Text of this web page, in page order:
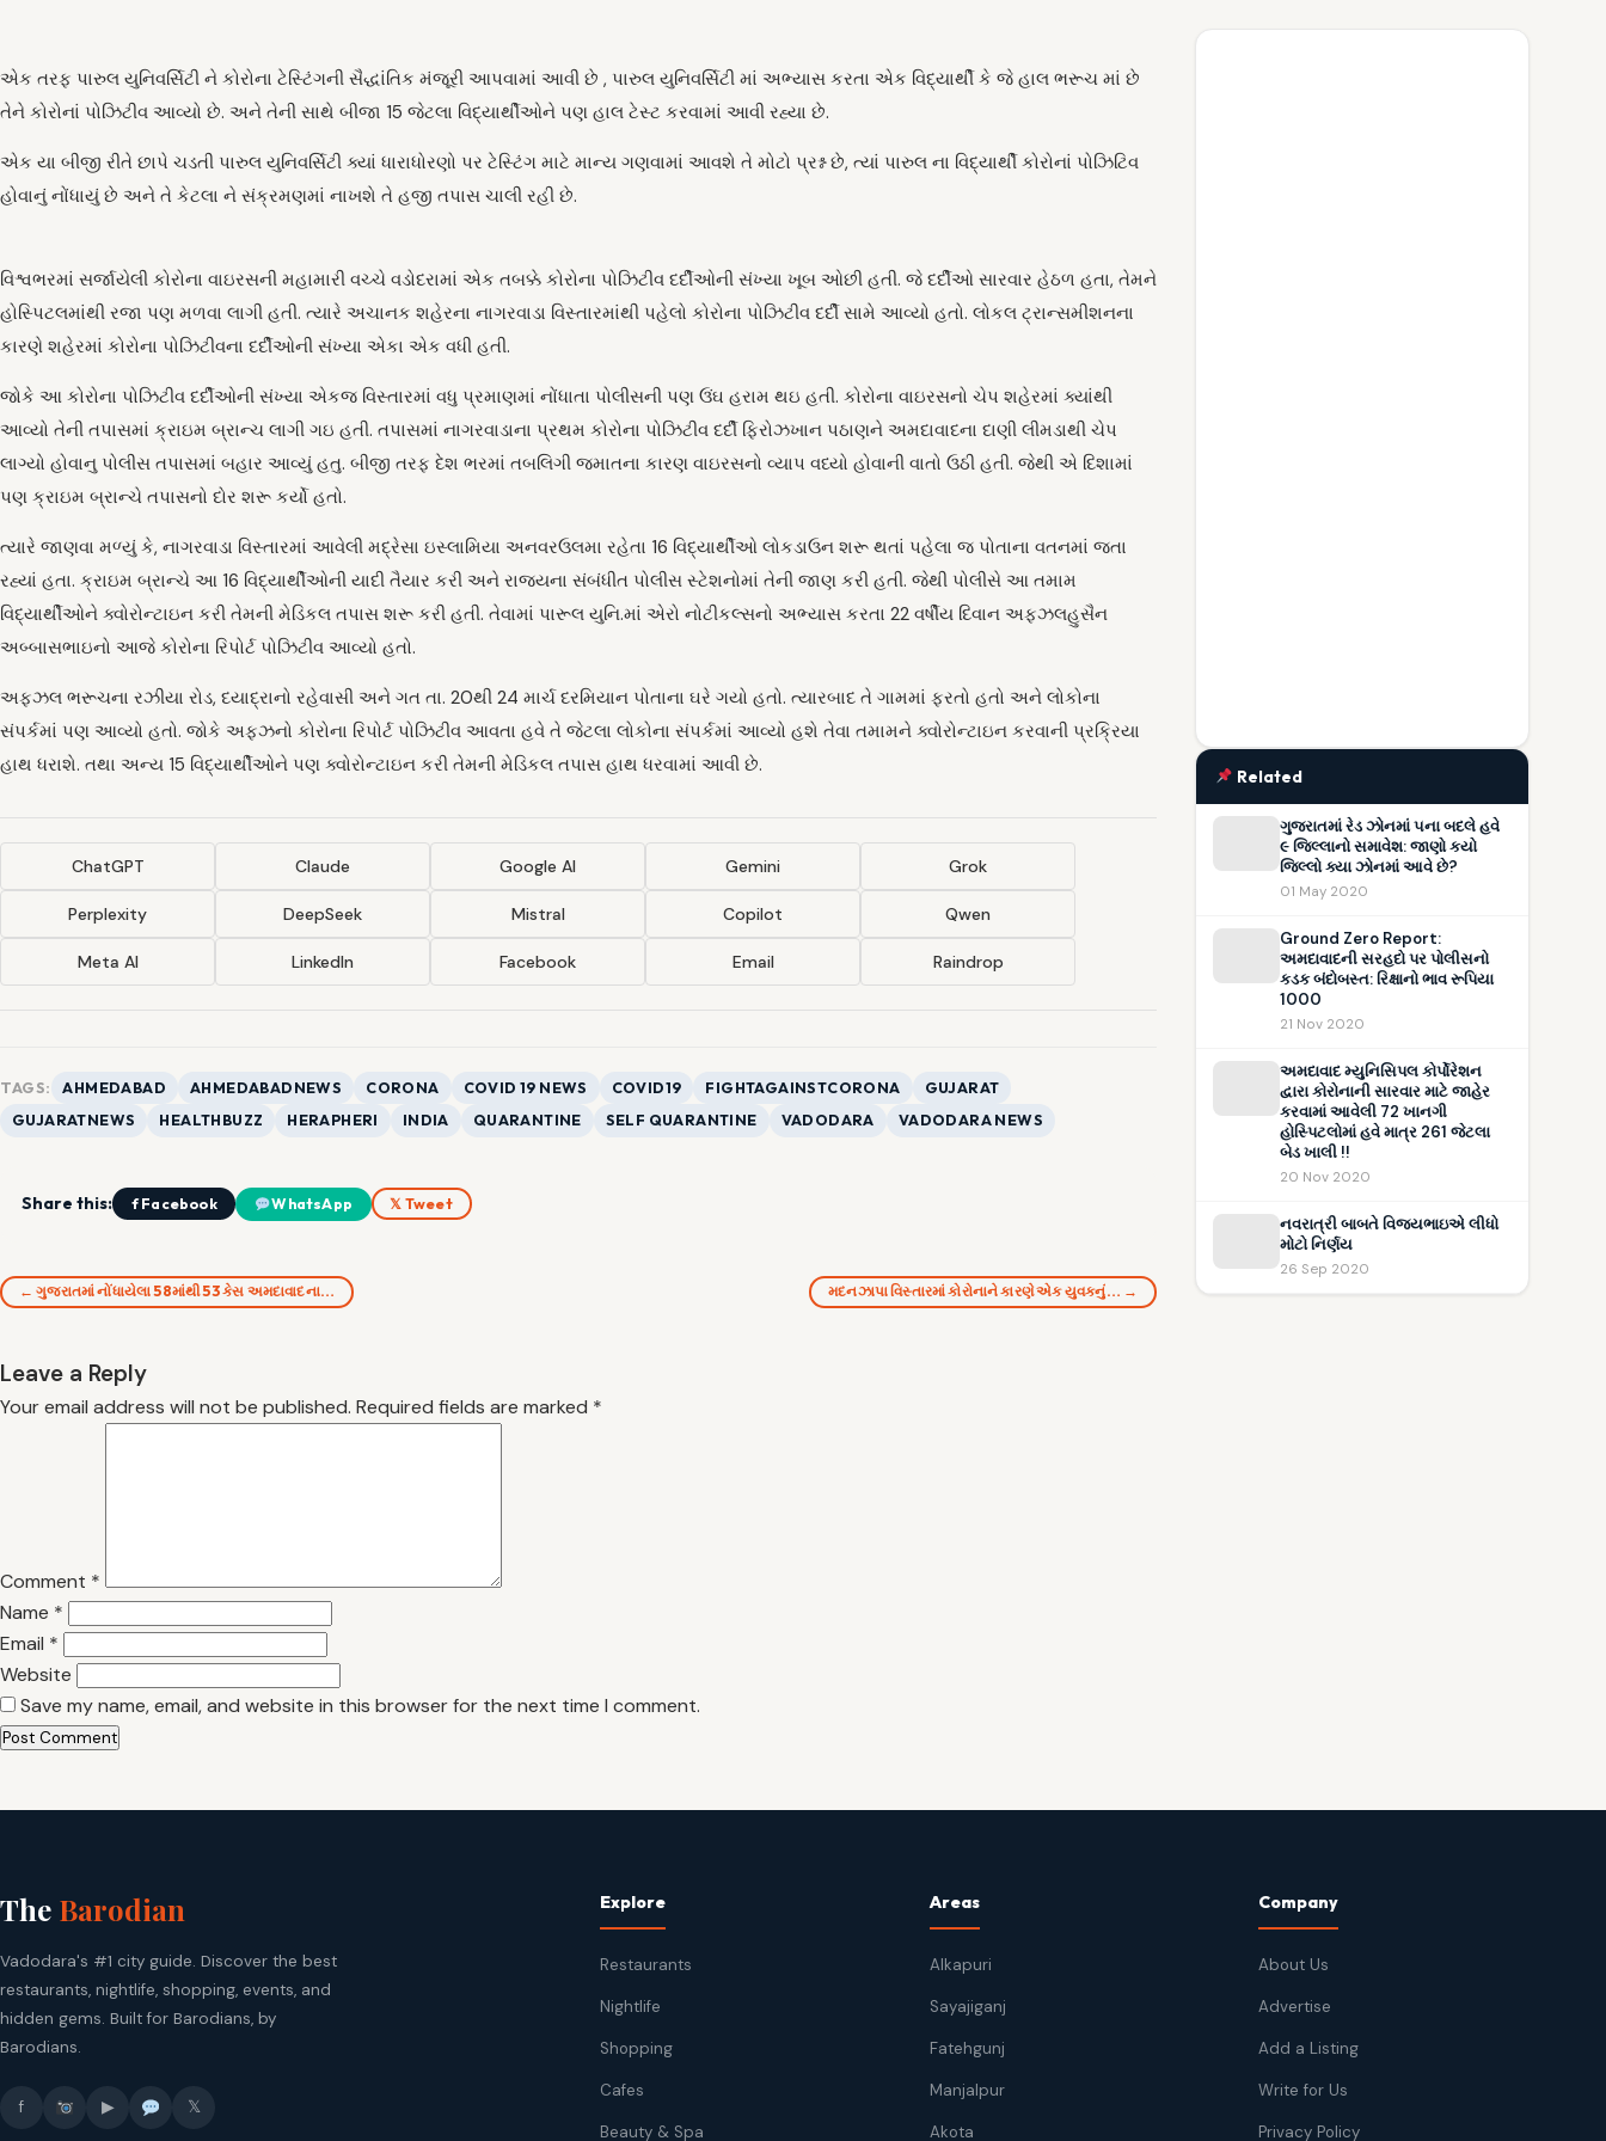
એક તરફ પારુલ યુનિવર્સિટી ને કોરોના ટેસ્ટિંગની સૈદ્ધાંતિક મંજૂરી આપવામાં આવી છે , પારુલ યુનિવર્સિટી માં અભ્યાસ કરતા એક વિદ્યાર્થી કે જે હાલ ભરૂચ માં છે
તેને કોરોનાં પોઝિટીવ આવ્યો છે. અને તેની સાથે બીજા 15 જેટલા વિદ્યાર્થીઓને પણ હાલ ટેસ્ટ કરવામાં આવી રહ્યા છે.
એક યા બીજી રીતે છાપે ચડતી પારુલ યુનિવર્સિટી ક્યાં ધારાધોરણો પર ટેસ્ટિંગ માટે માન્ય ગણવામાં આવશે તે મોટો પ્રશ્ન છે, ત્યાં પારુલ ના વિદ્યાર્થી કોરોનાં પોઝિટિવ
હોવાનું નોંધાયું છે અને તે કેટલા ને સંક્રમણમાં નાખશે તે હજી તપાસ ચાલી રહી છે.
વિશ્વભરમાં સર્જાયેલી કોરોના વાઇરસની મહામારી વચ્ચે વડોદરામાં એક તબક્કે કોરોના પોઝિટીવ દર્દીઓની સંખ્યા ખૂબ ઓછી હતી. જે દર્દીઓ સારવાર હેઠળ હતા, તેમને
હોસ્પિટલમાંથી રજા પણ મળવા લાગી હતી. ત્યારે અચાનક શહેરના નાગરવાડા વિસ્તારમાંથી પહેલો કોરોના પોઝિટીવ દર્દી સામે આવ્યો હતો. લોકલ ટ્રાન્સમીશનના
કારણે શહેરમાં કોરોના પોઝિટીવના દર્દીઓની સંખ્યા એકા એક વધી હતી.
જોકે આ કોરોના પોઝિટીવ દર્દીઓની સંખ્યા એકજ વિસ્તારમાં વધુ પ્રમાણમાં નોંધાતા પોલીસની પણ ઉંઘ હરામ થઇ હતી. કોરોના વાઇરસનો ચેપ શહેરમાં ક્યાંથી
આવ્યો તેની તપાસમાં ક્રાઇમ બ્રાન્ચ લાગી ગઇ હતી. તપાસમાં નાગરવાડાના પ્રથમ કોરોના પોઝિટીવ દર્દી ફિરોઝખાન પઠાણને અમદાવાદના દાણી લીમડાથી ચેપ
લાગ્યો હોવાનુ પોલીસ તપાસમાં બહાર આવ્યું હતુ. બીજી તરફ દેશ ભરમાં તબલિગી જમાતના કારણ વાઇરસનો વ્યાપ વધ્યો હોવાની વાતો ઉઠી હતી. જેથી એ દિશામાં
પણ ક્રાઇમ બ્રાન્ચે તપાસનો દોર શરૂ કર્યો હતો.
ત્યારે જાણવા મળ્યું કે, નાગરવાડા વિસ્તારમાં આવેલી મદ્રેસા ઇસ્લામિયા અનવરઉલમા રહેતા 16 વિદ્યાર્થીઓ લોકડાઉન શરૂ થતાં પહેલા જ પોતાના વતનમાં જતા
રહ્યાં હતા. ક્રાઇમ બ્રાન્ચે આ 16 વિદ્યાર્થીઓની યાદી તૈયાર કરી અને રાજ્યના સંબંધીત પોલીસ સ્ટેશનોમાં તેની જાણ કરી હતી. જેથી પોલીસે આ તમામ
વિદ્યાર્થીઓને ક્વોરોન્ટાઇન કરી તેમની મેડિકલ તપાસ શરૂ કરી હતી. તેવામાં પારૂલ યુનિ.માં એરો નોટીકલ્સનો અભ્યાસ કરતા 22 વર્ષીય દિવાન અફઝલહુસૈન
અબ્બાસભાઇનો આજે કોરોના રિપોર્ટ પોઝિટીવ આવ્યો હતો.
અફઝલ ભરૂચના રઝીયા રોડ, દયાદ્રાનો રહેવાસી અને ગત તા. 20થી 24 માર્ચ દરમિયાન પોતાના ઘરે ગયો હતો. ત્યારબાદ તે ગામમાં ફરતો હતો અને લોકોના
સંપર્કમાં પણ આવ્યો હતો. જોકે અફઝનો કોરોના રિપોર્ટ પોઝિટીવ આવતા હવે તે જેટલા લોકોના સંપર્કમાં આવ્યો હશે તેવા તમામને ક્વોરોન્ટાઇન કરવાની પ્રક્રિયા
હાથ ધરાશે. તથા અન્ય 15 વિદ્યાર્થીઓને પણ ક્વોરોન્ટાઇન કરી તેમની મેડિકલ તપાસ હાથ ધરવામાં આવી છે.
ChatGPT Claude Google AI Gemini Grok
Perplexity DeepSeek Mistral Copilot Qwen
Meta AI LinkedIn Facebook Email Raindrop
TAGS: AHMEDABAD AHMEDABADNEWS CORONA COVID 19 NEWS COVID19 FIGHTAGAINSTCORONA
GUJARAT
GUJARATNEWS
HEALTHBUZZ HERAPHERI INDIA QUARANTINE SELF QUARANTINE VADODARA VADODARA NEWS
Share this: f Facebook WhatsApp 𝕏 Tweet
← ગુજરાતમાં નોંધાયેલા 58માંથી 53 કેસ અમદાવાદના… મદનઝાપા વિસ્તારમાં કોરોનાને કારણે એક યુવકનું… →
Leave a Reply
Your email address will not be published. Required fields are marked *
Comment *
Name *
Email *
Website
Save my name, email, and website in this browser for the next time I comment.
Related
ગુજરાતમાં રેડ ઝોનમાં ૫ના બદલે હવે
૯ જિલ્લાનો સમાવેશ: જાણો કયો
જિલ્લો ક્યા ઝોનમાં આવે છે?
01 May 2020
Ground Zero Report:
અમદાવાદની સરહદો પર પોલીસનો
કડક બંદોબસ્ત: રિક્ષાનો ભાવ રૂપિયા
1000
21 Nov 2020
અમદાવાદ મ્યુનિસિપલ કોર્પોરેશન
દ્વારા કોરોનાની સારવાર માટે જાહેર
કરવામાં આવેલી 72 ખાનગી
હોસ્પિટલોમાં હવે માત્ર 261 જેટલા
બેડ ખાલી !!
20 Nov 2020
નવરાત્રી બાબતે વિજયભાઇએ લીધો
મોટો નિર્ણય
26 Sep 2020
The Barodian
Vadodara's #1 city guide. Discover the best
restaurants, nightlife, shopping, events, and
hidden gems. Built for Barodians, by
Barodians.
f ▶ 𝕏
Explore
Restaurants
Nightlife
Shopping
Cafes
Beauty & Spa
Areas
Alkapuri
Sayajiganj
Fatehgunj
Manjalpur
Akota
Company
About Us
Advertise
Add a Listing
Write for Us
Privacy Policy